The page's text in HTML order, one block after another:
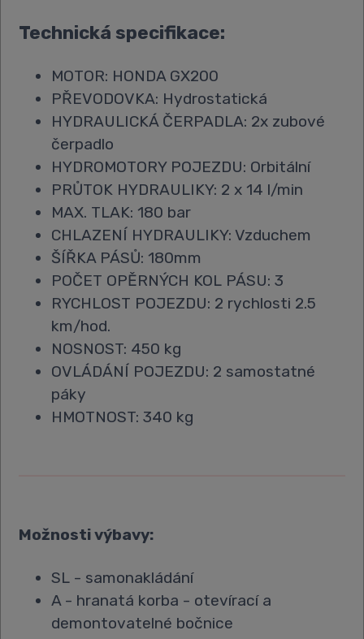
Technická specifikace:
MOTOR: HONDA GX200
PŘEVODOVKA: Hydrostatická
HYDRAULICKÁ ČERPADLA: 2x zubové
čerpadlo
HYDROMOTORY POJEZDU: Orbitální
PRŮTOK HYDRAULIKY: 2 x 14 l/min
MAX. TLAK: 180 bar
CHLAZENÍ HYDRAULIKY: Vzduchem
ŠÍŘKA PÁSŮ: 180mm
POČET OPĚRNÝCH KOL PÁSU: 3
RYCHLOST POJEZDU: 2 rychlosti 2.5
km/hod.
NOSNOST: 450 kg
OVLÁDÁNÍ POJEZDU: 2 samostatné
páky
HMOTNOST: 340 kg
Možnosti výbavy:
SL - samonakládání
A - hranatá korba - otevírací a
demontovatelné bočnice